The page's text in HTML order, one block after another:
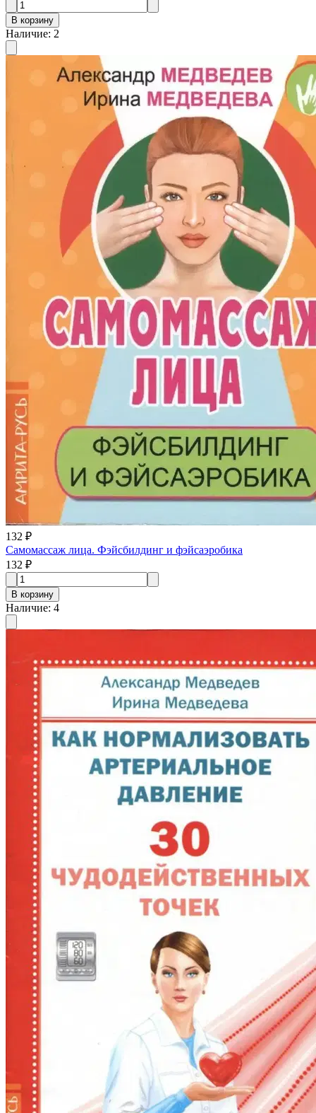
В корзину
Наличие: 2
132 ₽
Самомассаж лица. Фэйсбилдинг и фэйсаэробика
132 ₽
В корзину
Наличие: 4